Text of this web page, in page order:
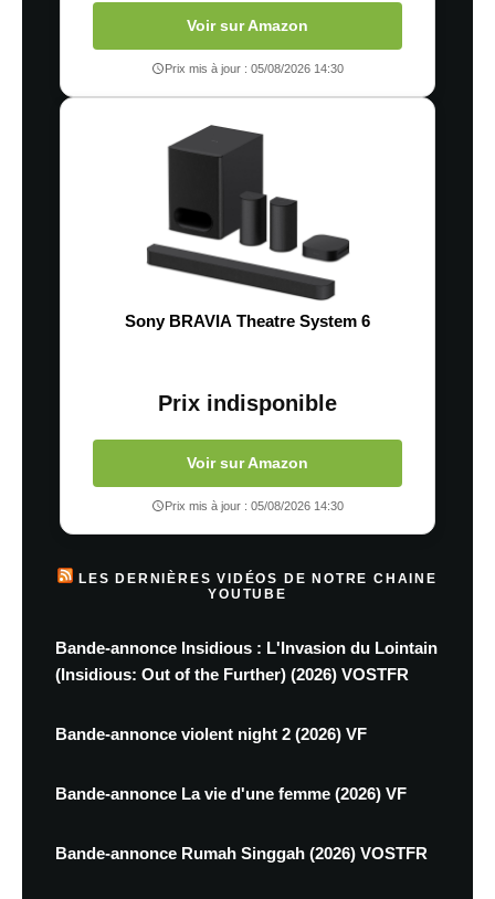
Voir sur Amazon
Prix mis à jour : 05/08/2026 14:30
Sony BRAVIA Theatre System 6
Prix indisponible
Voir sur Amazon
Prix mis à jour : 05/08/2026 14:30
LES DERNIÈRES VIDÉOS DE NOTRE CHAINE
YOUTUBE
Bande-annonce Insidious : L'Invasion du Lointain
(Insidious: Out of the Further) (2026) VOSTFR
Bande-annonce violent night 2 (2026) VF
Bande-annonce La vie d'une femme (2026) VF
Bande-annonce Rumah Singgah (2026) VOSTFR